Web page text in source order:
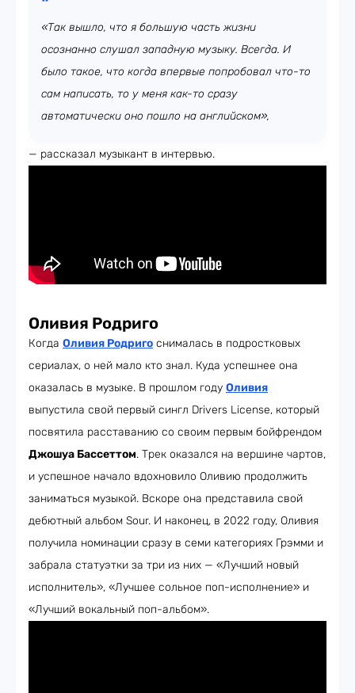
«Так вышло, что я большую часть жизни
осознанно слушал западную музыку. Всегда. И
было такое, что когда впервые попробовал что-то
сам написать, то у меня как-то сразу
автоматически оно пошло на английском»,
— рассказал музыкант в интервью.
Оливия Родриго
Когда Оливия Родриго снималась в подростковых
сериалах, о ней мало кто знал. Куда успешнее она
оказалась в музыке. В прошлом году Оливия
выпустила свой первый сингл Drivers License, который
посвятила расставанию со своим первым бойфрендом
Джошуа Бассеттом. Трек оказался на вершине чартов,
и успешное начало вдохновило Оливию продолжить
заниматься музыкой. Вскоре она представила свой
дебютный альбом Sour. И наконец, в 2022 году, Оливия
получила номинации сразу в семи категориях Грэмми и
забрала статуэтки за три из них — «Лучший новый
исполнитель», «Лучшее сольное поп-исполнение» и
«Лучший вокальный поп-альбом».